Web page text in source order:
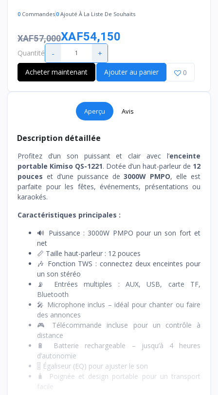
0 Commandes0 Ajouté À La Liste De Souhaits
XAF57,000XAF54,150
Quantité - +
Acheter maintenant Ajouter au panier 0
Aperçu Avis
Description détaillée
Profitez d’un son puissant et clair avec l’enceinte
portable Kimiso QS-1221. Dotée d’un haut-parleur de 12
pouces et d’une puissance de3000W PMPO, elle est
parfaite pour les fêtes, événements, présentations ou
karaokés.
Caractéristiques principales :
🔊 Puissance : 3000W PMPO pour un son fort et
net
📏 Taille haut-parleur : 12 pouces
🎶 Fonction TWS : connectez deux enceintes pour
un son stéréo
📡 Entrées multiples : AUX, USB, carte TF,
Bluetooth
🎤 Microphone inclus – idéal pour chanter ou faire
des annonces
🎮 Télécommande incluse pour un contrôle à
distance
🔋 Batterie rechargeable – jusqu’à 4 heures
d’autonomie
🎚️ Égaliseur (EQ) pour ajuster le son
🧳 Poignée et design portable pour un transport
facile